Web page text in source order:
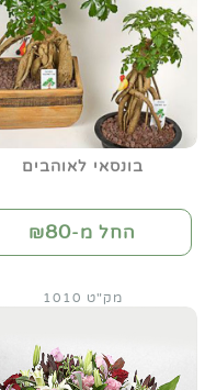
בונסאי לאוהבים
החל מ-₪80
מק"ט 1010